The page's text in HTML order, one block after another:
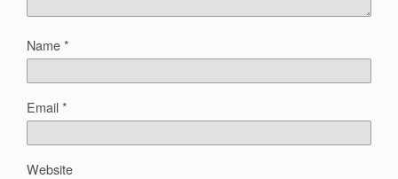
Name*
Email*
Website